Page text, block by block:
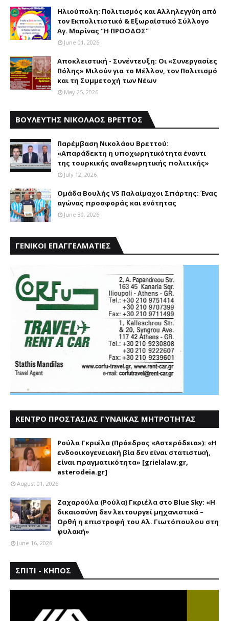
Ηλιούπολη: Πολιτισμός και Aλληλεγγύη από
τον Εκπολιτιστικό & Εξωραϊστικό Σύλλογο
Αγ. Μαρίνας "Η ΠΡΟΟΔΟΣ"
June 01, 2026
Αποκλειστική - Συνέντευξη: Οι «Συνεργασίες
Πόλης» Μιλούν για το Μέλλον, τον Πολιτισμό
και τη Συμμετοχή των Νέων
May 25, 2026
ΒΟΥΛΕΥΤΗΣ ΝΙΚΟΛΑΟΣ ΒΡΕΤΤΟΣ
Παρέμβαση Nικολάου Bρεττού:
«Aπαράδεκτη η υποχωρητικότητα έναντι
της τουρκικής αναθεωρητικής πολιτικής»
July 12, 2026
Ομάδα Βουλής VS Παλαίμαχοι Σπάρτης: Ένας
αγώνας προσφοράς και ενότητας
June 30, 2026
ΓΕΝΙΚΟΙ ΕΠΑΓΓΕΛΜΑΤΙΕΣ
ΚΕΝΤΡΟ ΠΡΟΣΤΑΣΙΑΣ ΓΥΝΑΙΚΑΣ ΜΗΤΡΟΤΗΤΑΣ
Ρούλα Γκριέλα (Πρόεδρος «Αστερόδεια»): «Η
ενδοοικογενειακή βία δεν είναι στατιστική,
είναι πραγματικότητα» [grielalaw.gr,
asterodeia.gr]
August 01, 2026
Ζαχαρούλα (Ρούλα) Γκριέλα στο Blue Sky: «Η
δικαιοσύνη δεν λειτουργεί μηχανιστικά –
Ορθή η επιστροφή του Αλ. Γιωτόπουλου στη
φυλακή»
June 16, 2026
ΣΠΙΤΙ - ΚΗΠΟΣ